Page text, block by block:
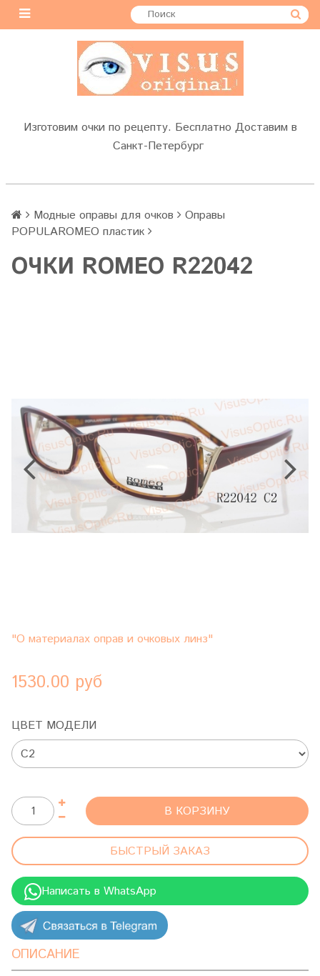
Изготовим очки по рецепту. Бесплатно Доставим в
Санкт-Петербург
Модные оправы для очков
Оправы
POPULAROMEO пластик
OЧКИ ROMEO R22042
"О материалах оправ и очковых линз"
1530.00 руб
ЦВЕТ МОДЕЛИ
В КОРЗИНУ
БЫСТРЫЙ ЗАКАЗ
Написать в WhatsApp
ОПИСАНИЕ